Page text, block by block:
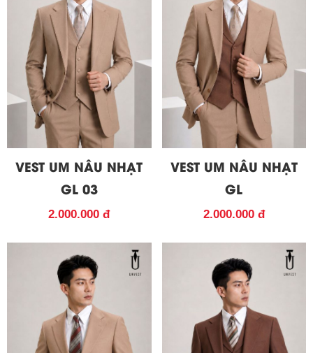
VEST UM NÂU NHẠT
GL 03
2.000.000 đ
VEST UM NÂU NHẠT
GL
2.000.000 đ